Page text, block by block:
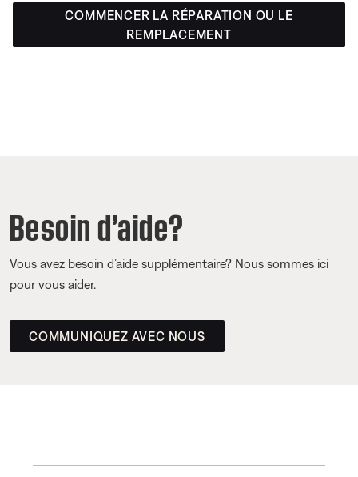
COMMENCER LA RÉPARATION OU LE
REMPLACEMENT
Besoin d’aide?
Vous avez besoin d’aide supplémentaire? Nous sommes ici
pour vous aider.
COMMUNIQUEZ AVEC NOUS